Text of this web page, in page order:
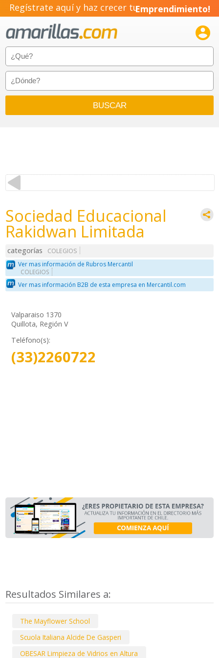
Regístrate aquí y haz crecer tuEmprendimiento!

Sociedad Educacional
Rakidwan Limitada
categorías
COLEGIOS
Ver mas información de Rubros Mercantil
COLEGIOS
Ver mas información B2B de esta empresa en Mercantil.com
Valparaiso 1370
Quillota, Región V
Teléfono(s):
(33)2260722
Resultados Similares a:
The Mayflower School
Scuola Italiana Alcide De Gasperi
OBESAR Limpieza de Vidrios en Altura